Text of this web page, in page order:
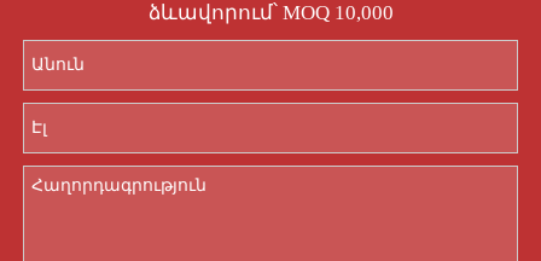
ձևավորում՝ MOQ 10,000